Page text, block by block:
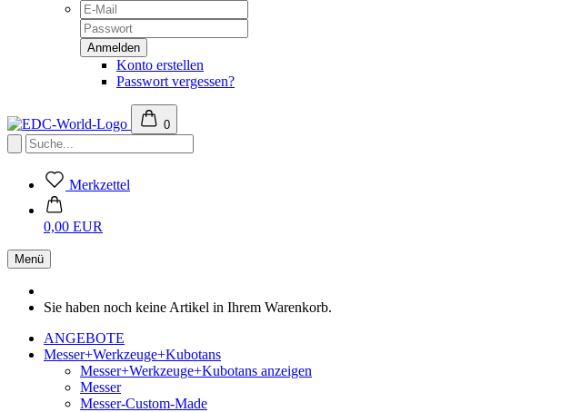
Konto erstellen
Passwort vergessen?
0
Merkzettel
0,00 EUR
Menü
Sie haben noch keine Artikel in Ihrem Warenkorb.
ANGEBOTE
Messer+Werkzeuge+Kubotans
Messer+Werkzeuge+Kubotans anzeigen
Messer
Messer-Custom-Made